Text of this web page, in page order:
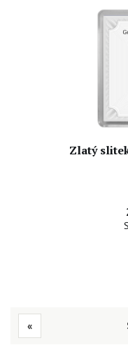
Zlatý
«